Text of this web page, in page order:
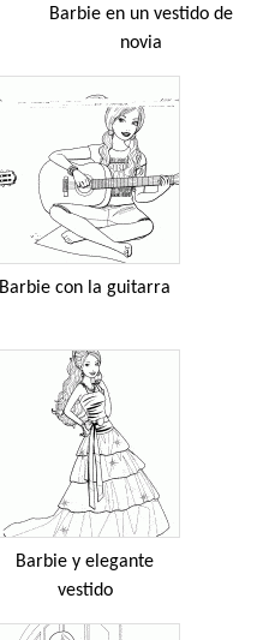
Barbie en un vestido de
novia
Barbie con la guitarra
Barbie y elegante
vestido